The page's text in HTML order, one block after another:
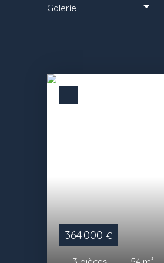
Galerie
364 000 €